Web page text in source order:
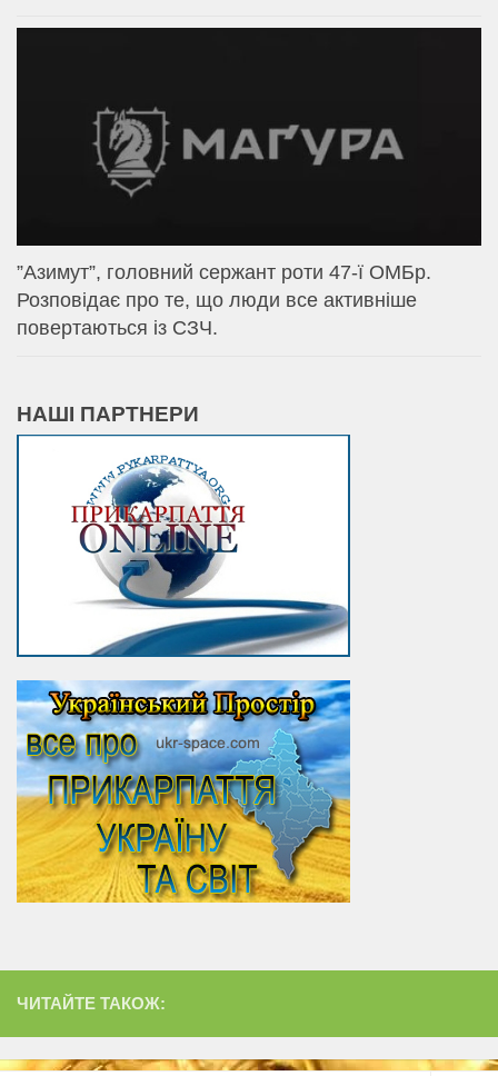
⁨”Азимут”, головний сержант роти 47-ї ОМБр.
Розповідає про те, що люди все активніше
повертаються із СЗЧ.
НАШІ ПАРТНЕРИ
ЧИТАЙТЕ ТАКОЖ: